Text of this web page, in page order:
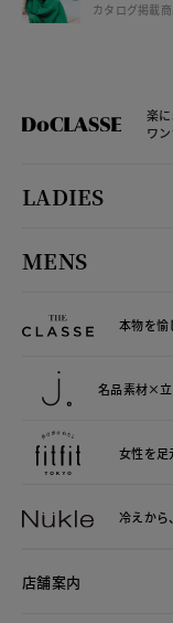
カタログ掲載
楽に
ワ
LADIES
MENS
本物を愉
名品素材×立
女性を足
冷えから、
店舗案内